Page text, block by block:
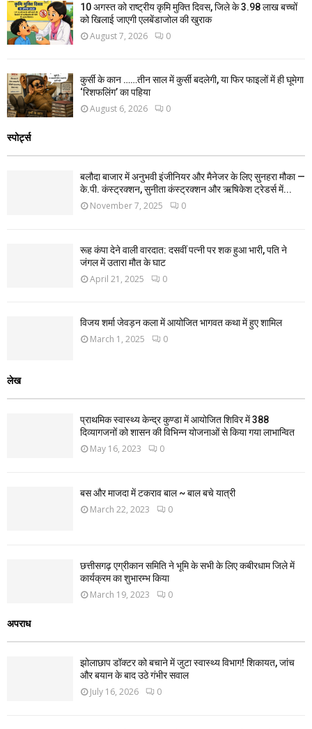
10 अगस्त को राष्ट्रीय कृमि मुक्ति दिवस, जिले के 3.98 लाख बच्चों
को खिलाई जाएगी एलबेंडाजोल की खुराक
August 7, 2026 0
कुर्सी के कान ……तीन साल में कुर्सी बदलेगी, या फिर फाइलों में ही घूमेगा
‘रिशफलिंग’ का पहिया
August 6, 2026 0
स्पोर्ट्स
बलौदा बाजार में अनुभवी इंजीनियर और मैनेजर के लिए सुनहरा मौका —
के.पी. कंस्ट्रक्शन, सुनीता कंस्ट्रक्शन और ऋषिकेश ट्रेडर्स में...
November 7, 2025 0
रूह कंपा देने वाली वारदात: दसवीं पत्नी पर शक हुआ भारी, पति ने
जंगल में उतारा मौत के घाट
April 21, 2025 0
विजय शर्मा जेवड़न कला में आयोजित भागवत कथा में हुए शामिल
March 1, 2025 0
लेख
प्राथमिक स्वास्थ्य केन्द्र कुण्डा में आयोजित शिविर में 388
दिव्यागजनों को शासन की विभिन्न योजनाओं से किया गया लाभान्वित
May 16, 2023 0
बस और माजदा में टकराव बाल ~ बाल बचे यात्री
March 22, 2023 0
छत्तीसगढ़ एग्रीकान समिति ने भूमि के सभी के लिए कबीरधाम जिले में
कार्यक्रम का शुभारम्भ किया
March 19, 2023 0
अपराध
झोलाछाप डॉक्टर को बचाने में जुटा स्वास्थ्य विभाग! शिकायत, जांच
और बयान के बाद उठे गंभीर सवाल
July 16, 2026 0